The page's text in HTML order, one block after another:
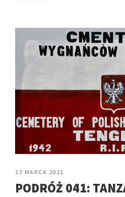
13 MARCA 2021
PODRÓŻ 041: